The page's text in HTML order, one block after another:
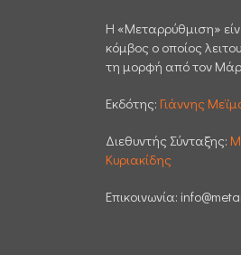
H «Μεταρρύθμιση»
κόμβος ο οποίος
τη μορφή από τον
Εκδότης: Γιάννης
Διεθυντής Σύνταξης:
Κυριακίδης
Επικοινωνία: